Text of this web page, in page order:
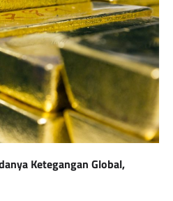
Ketegangan Global,